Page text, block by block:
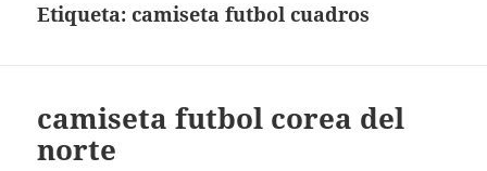
Etiqueta:camiseta futbol cuadros
camiseta futbol corea del
norte